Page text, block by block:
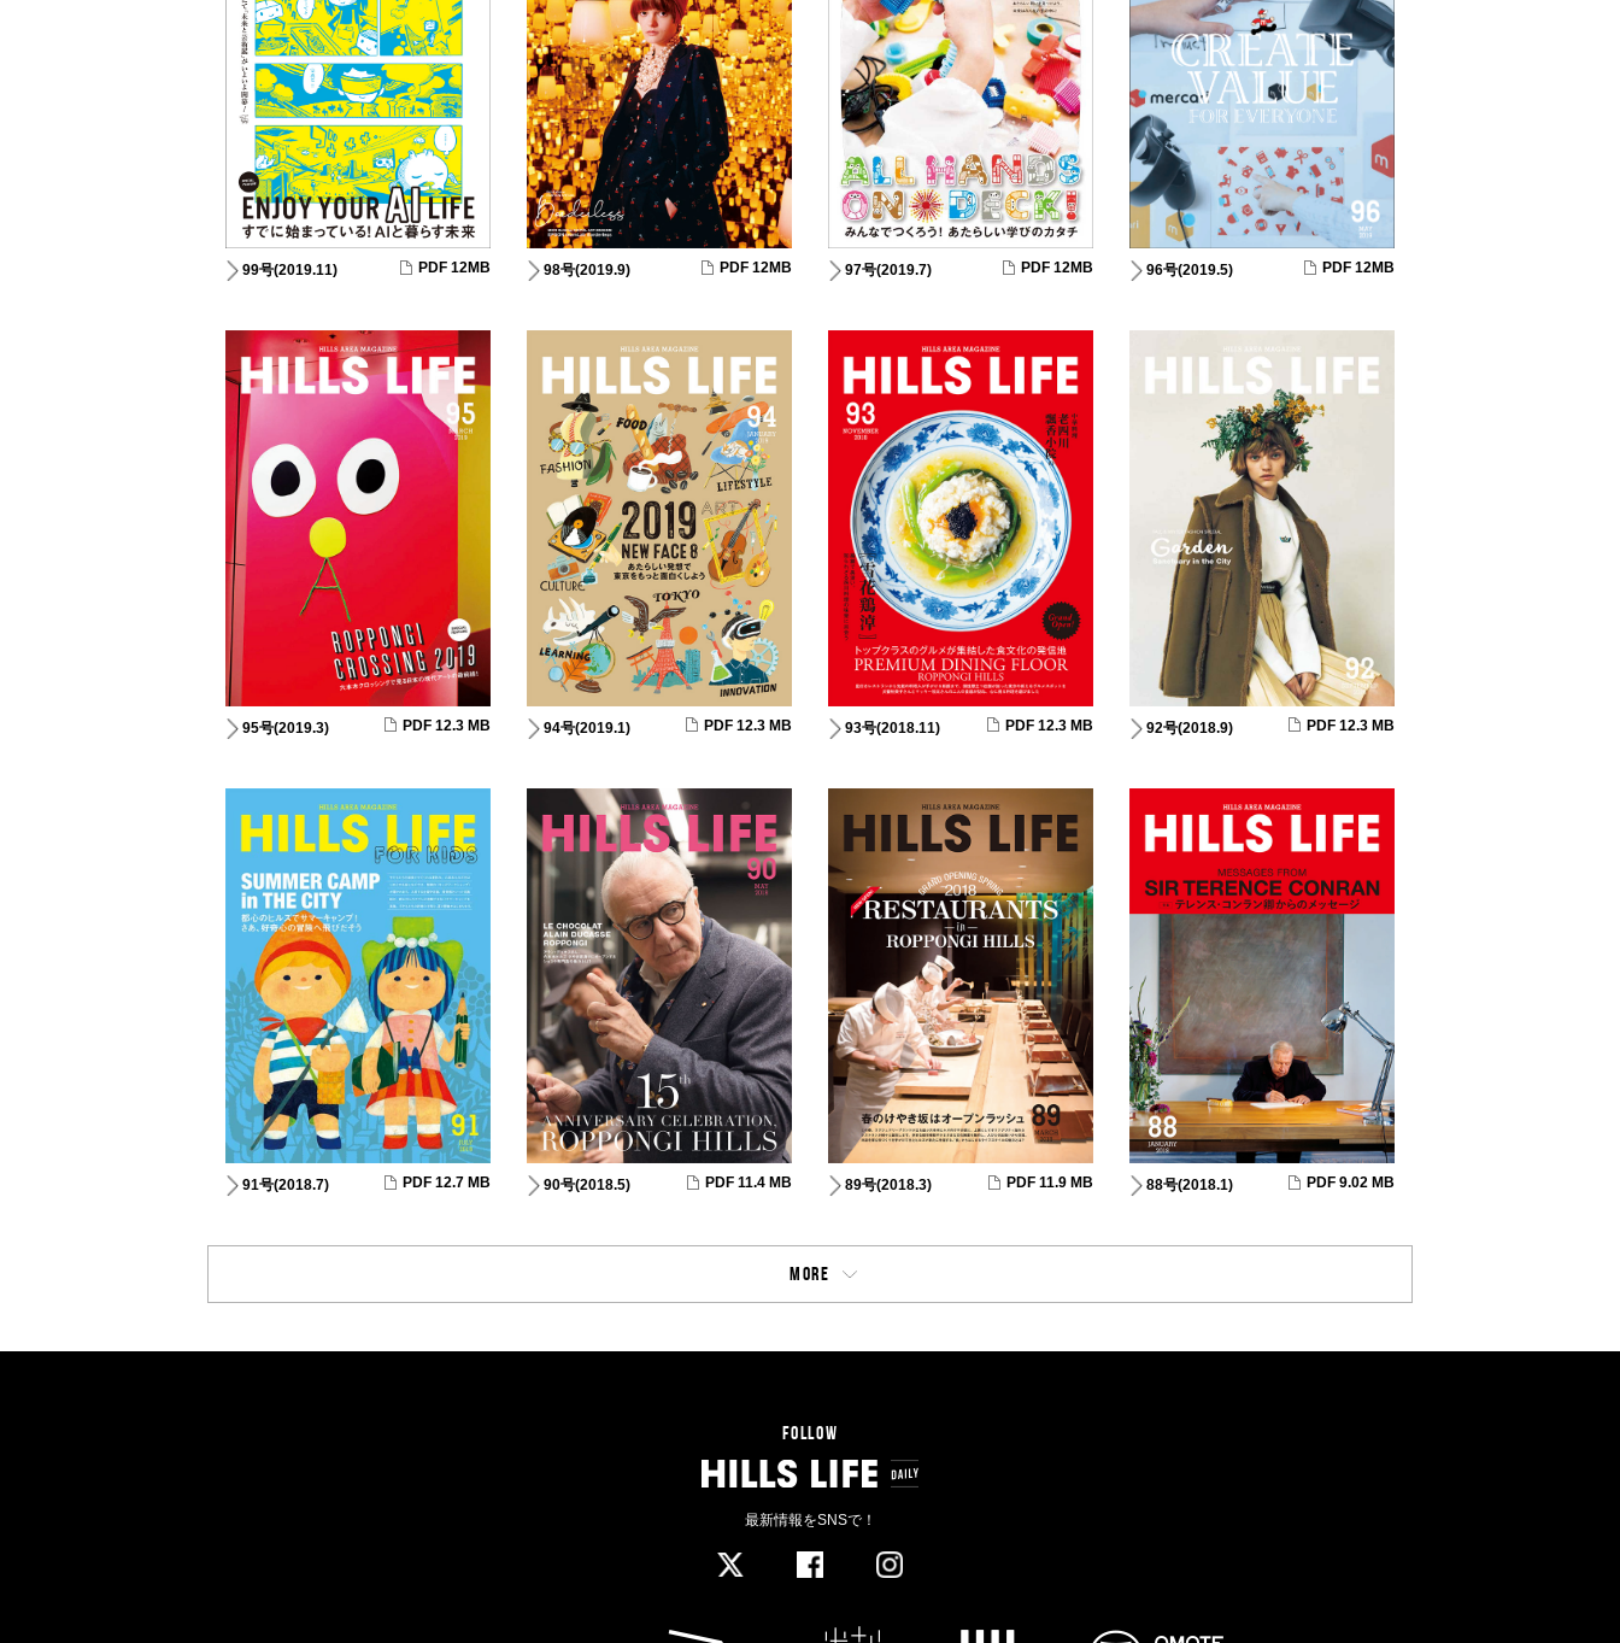
99号(2019.11) PDF 12MB 98号(2019.9) PDF 12MB 97号(2019.7) PDF 12MB 96号(2019.5) PDF 12MB
95号(2019.3) PDF 12.3 MB 94号(2019.1) PDF 12.3 MB 93号(2018.11) PDF 12.3 MB 92号(2018.9) PDF 12.3 MB
91号(2018.7) PDF 12.7 MB 90号(2018.5) PDF 11.4 MB 89号(2018.3) PDF 11.9 MB 88号(2018.1) PDF 9.02 MB
MORE
FOLLOW
最新情報をSNSで！